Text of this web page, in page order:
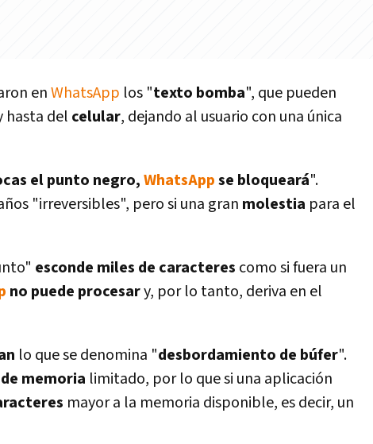
enWhatsApp los "texto bomba", que pueden
hasta del celular, dejando al usuario con una única
el punto negro,WhatsAppse bloqueará".
"irreversibles", pero si una gran molestia para el
esconde miles de caracteres como si fuera un
no puede procesary, por lo tanto, deriva en el
lo que se denomina "desbordamiento de búfer".
memoria limitado, por lo que si una aplicación
mayor a la memoria disponible, es decir, un